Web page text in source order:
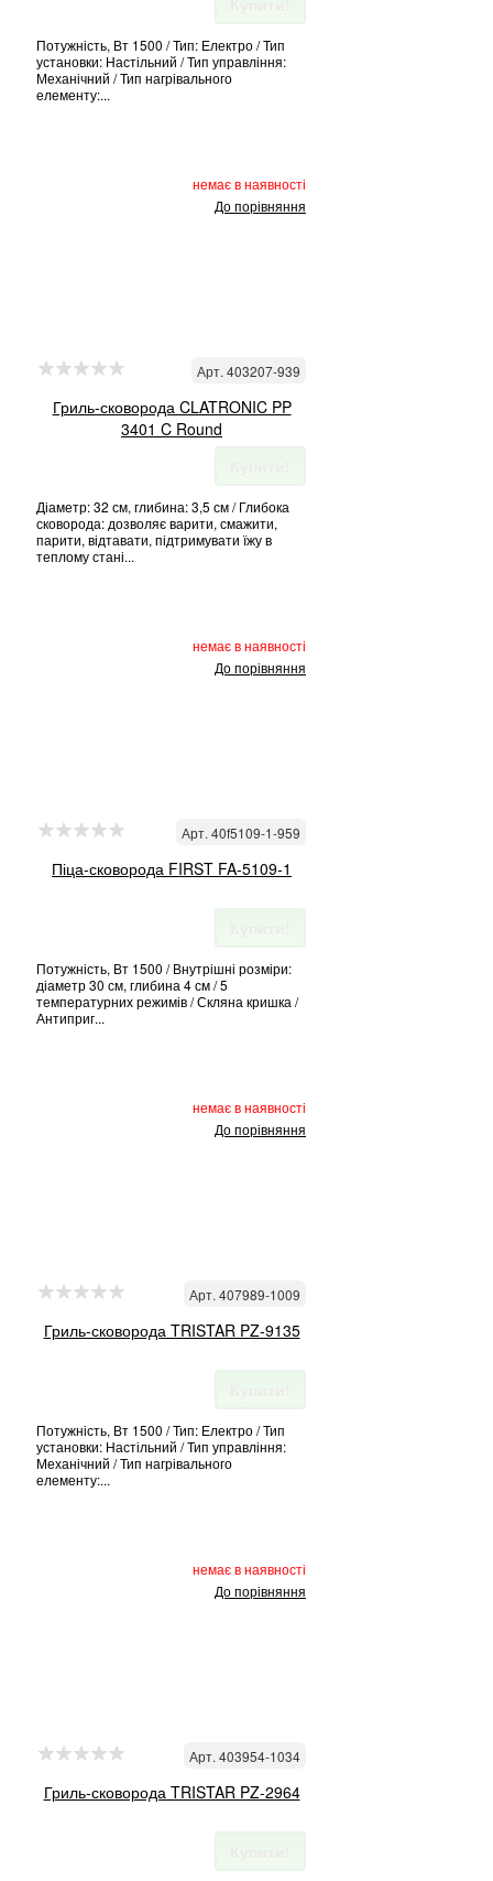
Потужність, Вт 1500 / Тип: Електро / Тип
установки: Настільний / Тип управління:
Механічний / Тип нагрівального
елементу:...
немає в наявності
До порівняння
Арт. 403207-939
Гриль-сковорода CLATRONIC PP
3401 C Round
Діаметр: 32 см, глибина: 3,5 см / Глибока
сковорода: дозволяє варити, смажити,
парити, відтавати, підтримувати їжу в
теплому стані...
немає в наявності
До порівняння
Арт. 40f5109-1-959
Піца-сковорода FIRST FA-5109-1
Потужність, Вт 1500 / Внутрішні розміри:
діаметр 30 см, глибина 4 см / 5
температурних режимів / Скляна кришка /
Антиприг...
немає в наявності
До порівняння
Арт. 407989-1009
Гриль-сковорода TRISTAR PZ-9135
Потужність, Вт 1500 / Тип: Електро / Тип
установки: Настільний / Тип управління:
Механічний / Тип нагрівального
елементу:...
немає в наявності
До порівняння
Арт. 403954-1034
Гриль-сковорода TRISTAR PZ-2964